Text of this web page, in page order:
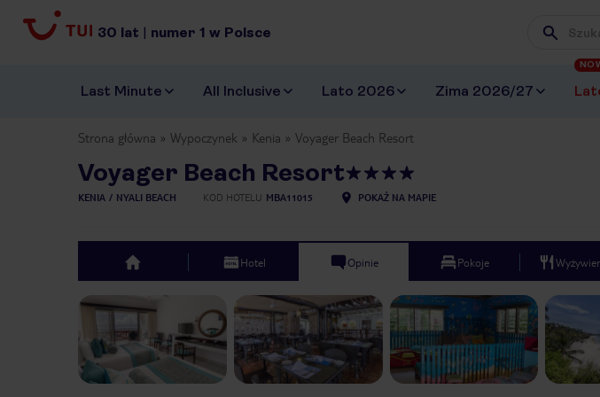
30 lat | numer 1 w Polsce Wpisz
Last Minute All Inclusive Lato 2026 Zima 2026/27
Strona główna Wypoczynek Kenia Voyager Beach Resort
Voyager Beach Resort
KENIA NYALI BEACH KOD HOTELU MBA11015 POKAŻ NA MAPIE
top Hotel Opinie Pokoje
Previous slide
Wyjątkowy
Rodzina 5 osób pobyt